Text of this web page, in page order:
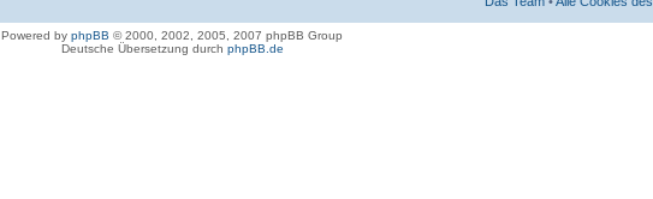
Powered by phpBB © 2000, 2002, 2005, 2007 phpBB Group
Deutsche Übersetzung durch phpBB.de